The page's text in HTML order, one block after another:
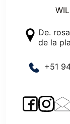
De.
de la
+51